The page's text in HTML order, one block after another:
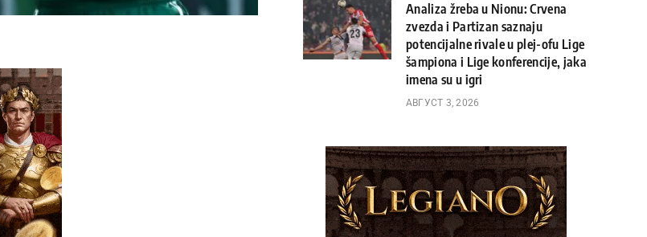
Analiza žreba u Nionu: Crvena
zvezda i Partizan saznaju
potencijalne rivale u plej-ofu Lige
šampiona i Lige konferencije, jaka
imena su u igri
АВГУСТ 3, 2026